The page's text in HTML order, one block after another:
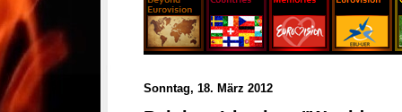
Sonntag, 18. März 2012